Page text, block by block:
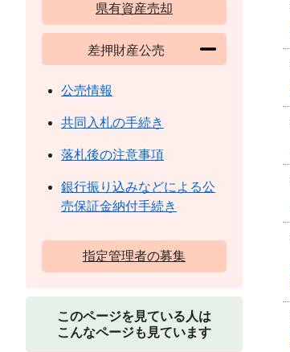
県有資産売却
差押財産公売
公売情報
共同入札の手続き
落札後の注意事項
銀行振り込みなどによる公
売保証金納付手続き
指定管理者の募集
このページを見ている人は
こんなページも見ています